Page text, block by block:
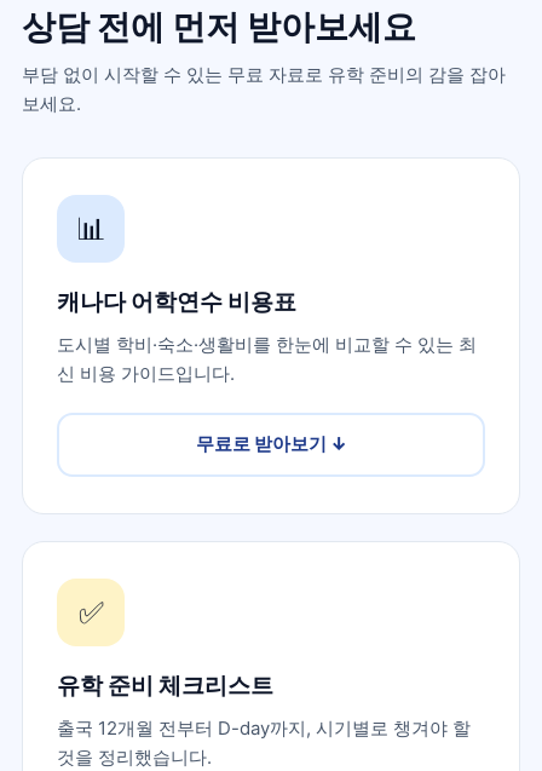
상담 전에 먼저 받아보세요
부담 없이 시작할 수 있는 무료 자료로 유학 준비의 감을 잡아
보세요.
📊
캐나다 어학연수 비용표
도시별 학비·숙소·생활비를 한눈에 비교할 수 있는 최
신 비용 가이드입니다.
무료로 받아보기 ↓
✅
유학 준비 체크리스트
출국 12개월 전부터 D-day까지, 시기별로 챙겨야 할
것을 정리했습니다.